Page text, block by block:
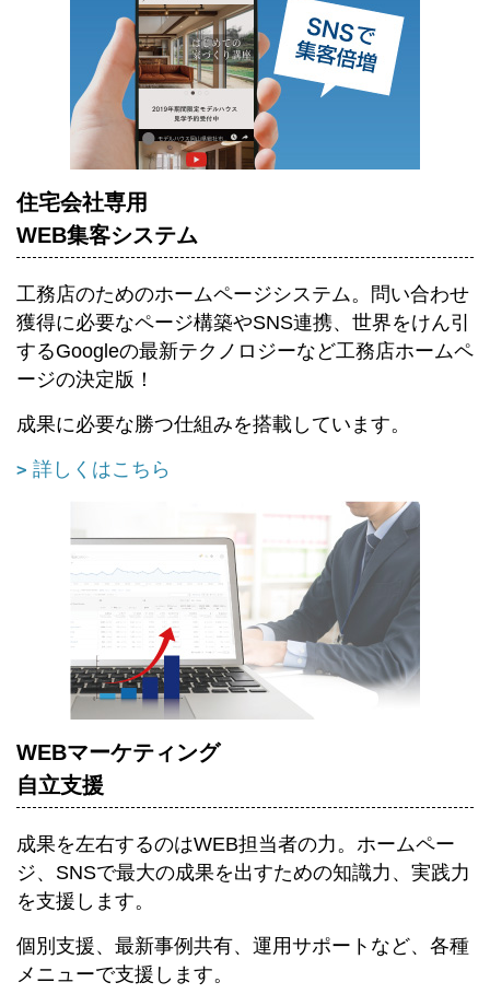
住宅会社専用
WEB集客システム
工務店のためのホームページシステム。 問い合わせ
獲得に必要なページ構築やSNS連携、世界をけん引
するGoogleの最新テクノロジーなど工務店ホームペ
ージの決定版！
成果に必要な勝つ仕組みを搭載しています。
詳しくはこちら
WEBマーケティング
自立支援
成果を左右するのはWEB担当者の力。ホームペー
ジ、SNSで最大の成果を出すための知識力、実践力
を支援します。
個別支援、最新事例共有、運用サポートなど、各種
メニューで支援します。